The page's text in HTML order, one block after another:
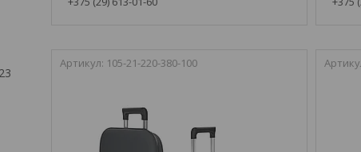
105-21-220-380-100